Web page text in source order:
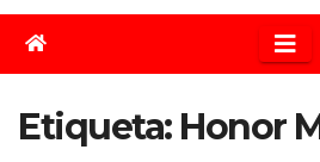
Etiqueta: Honor